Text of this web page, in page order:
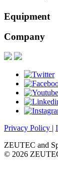
Equipment
Company
Privacy Policy |
ZEUTEC and
© 2026